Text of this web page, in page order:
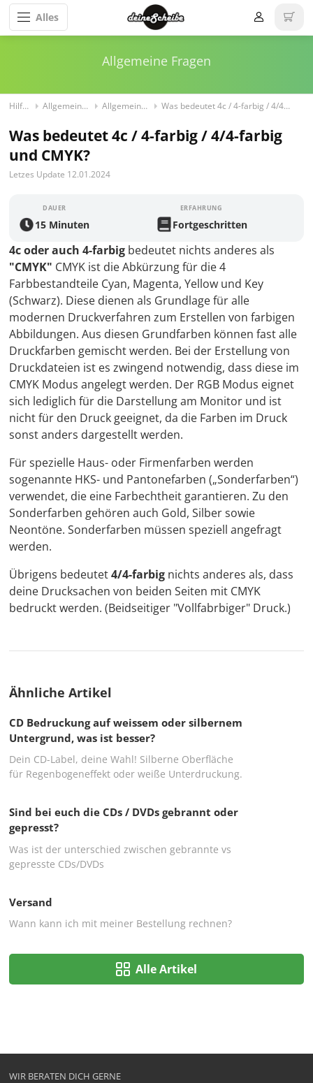
Alles
Allgemeine Fragen
Hilfe/FAQ Allgemeine Fragen Allgemeine Fragen Was bedeutet 4c / 4-farbig / 4/4-farbig und CMYK?
Was bedeutet 4c / 4-farbig / 4/4-farbig
und CMYK?
Letzes Update 12.01.2024
4c oder auch 4-farbig bedeutet nichts anderes als
"CMYK" CMYK ist die Abkürzung für die 4
Farbbestandteile Cyan, Magenta, Yellow und Key
(Schwarz). Diese dienen als Grundlage für alle
modernen Druckverfahren zum Erstellen von farbigen
Abbildungen. Aus diesen Grundfarben können fast alle
Druckfarben gemischt werden. Bei der Erstellung von
Druckdateien ist es zwingend notwendig, dass diese im
CMYK Modus angelegt werden. Der RGB Modus eignet
sich lediglich für die Darstellung am Monitor und ist
nicht für den Druck geeignet, da die Farben im Druck
sonst anders dargestellt werden.
Für spezielle Haus- oder Firmenfarben werden
sogenannte HKS- und Pantonefarben („Sonderfarben“)
verwendet, die eine Farbechtheit garantieren. Zu den
Sonderfarben gehören auch Gold, Silber sowie
Neontöne. Sonderfarben müssen speziell angefragt
werden.
Übrigens bedeutet4/4-farbig nichts anderes als, dass
deine Drucksachen von beiden Seiten mit CMYK
bedruckt werden. (Beidseitiger "Vollfabrbiger" Druck.)
DAUER
15 Minuten
ERFAHRUNG
Fortgeschritten
Ähnliche Artikel
CD Bedruckung auf weissem oder silbernem
Untergrund, was ist besser?
Dein CD-Label, deine Wahl! Silberne Oberfläche
für Regenbogeneffekt oder weiße Unterdruckung.
Sind bei euch die CDs / DVDs gebrannt oder
gepresst?
Was ist der unterschied zwischen gebrannte vs
gepresste CDs/DVDs
Versand
Wann kann ich mit meiner Bestellung rechnen?
Alle Artikel
WIR BERATEN DICH GERNE